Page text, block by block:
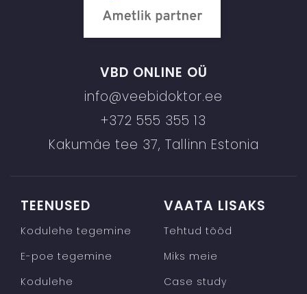
VBD ONLINE OÜ
info@veebidoktor.ee
+372 555 355 13
Kakumäe tee 37, Tallinn Estonia
TEENUSED
Kodulehe tegemine
E-poe tegemine
Kodulehe
VAATA LISAKS
Tehtud tööd
Miks meie
Case study